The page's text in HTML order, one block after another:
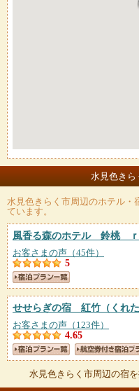
水見色きら
水見色きらく市周辺のホテル・
ています。
風香る森のホテル 鈴桃 ｒ
お客さまの声（45件）
5
せせらぎの宿 紅竹（くれた
お客さまの声（123件）
4.65
水見色きらく市周辺の宿